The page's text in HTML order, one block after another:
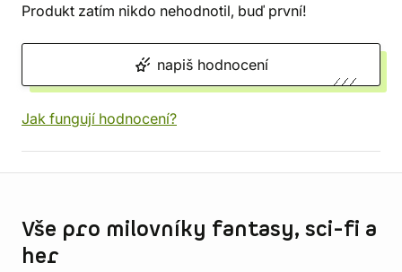
Produkt zatím nikdo nehodnotil, buď první!
napiš hodnocení
Jak fungují hodnocení?
Vše pro milovníky fantasy, sci-fi a
her